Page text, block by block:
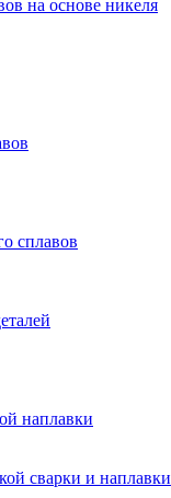
на основе никеля
сплавов
наплавки
сварки и наплавки